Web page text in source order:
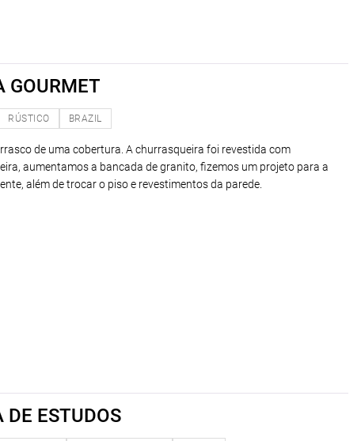
GOURMET
RÚSTICO BRAZIL
de uma cobertura. A churrasqueira foi revestida com
aumentamos a bancada de granito, fizemos um projeto para a
além de trocar o piso e revestimentos da parede.
DE ESTUDOS